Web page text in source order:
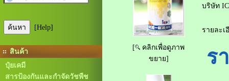
[Help]
สินค้า
ปุ๋ยเคมี
สารป้องกันและกำจัดวัชพืช
[
คลิกเพื่อดูภาพ
ขยาย]
บริษัท
รายละเ
ร